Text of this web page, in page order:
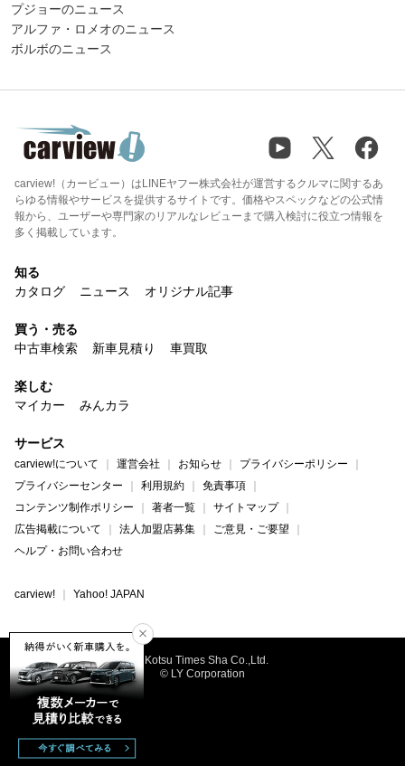
プジョーのニュース
アルファ・ロメオのニュース
ボルボのニュース
carview!（カービュー）はLINEヤフー株式会社が運営するクルマに関するあ
らゆる情報やサービスを提供するサイトです。価格やスペックなどの公式情
報から、ユーザーや専門家のリアルなレビューまで購入検討に役立つ情報を
多く掲載しています。
知る
カタログ
ニュース オリジナル記事
買う・売る
中古車検索
新車見積り 車買取
楽しむ
マイカー
みんカラ
サービス
carview!について 運営会社 お知らせ
プライバシーポリシー
プライバシーセンター
利用規約
免責事項
コンテンツ制作ポリシー
著者一覧
サイトマップ
広告掲載について
法人加盟店募集
ご意見・ご要望
ヘルプ・お問い合わせ
carview! Yahoo! JAPAN
©Kotsu Times Sha Co.,Ltd.
© LY Corporation